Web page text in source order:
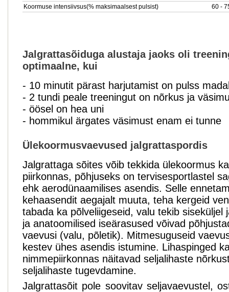
Koormuse intensiivsus(% maksimaalsest pulsist)
60 -
Jalgrattasõiduga alustaja jaoks oli
optimaalne, kui
- 10 minutit pärast harjutamist on pulss
- 2 tundi peale treeningut on nõrkus ja
- öösel on hea uni
- hommikul ärgates väsimust enam ei tunne
Ülekoormusvaevused jalgrattaspordis
Jalgrattaga sõites võib tekkida ülekoormus
piirkonnas, põhjuseks on tervisesportlastel
ehk aerodünaamilises asendis. Selle
kehaasendit aegajalt muuta, teha kergeid
tabada ka põlveliigeseid, valu tekib siseküljel
ja anatoomilised iseärasused võivad
vaevusi (valu, põletik). Mitmesuguseid
kestev ühes asendis istumine. Lihaspinged
nimmepiirkonnas näitavad seljalihaste
seljalihaste tugevdamine.
Jalgrattasõit pole soovitav seljavaevustel,